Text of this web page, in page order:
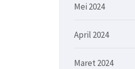
Mei 2024
April 2024
Maret 2024